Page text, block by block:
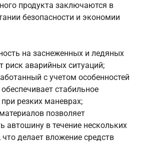
продукта заключаются в
безопасности и экономии
на заснеженных и ледяных
риск аварийных ситуаций;
с учетом особенностей
стабильное
резких маневрах;
позволяет
автошину в течение нескольких
делает вложение средств